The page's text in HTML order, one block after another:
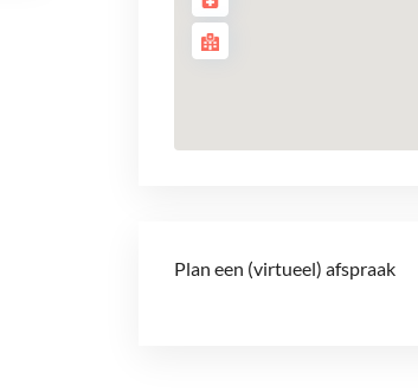
Plan een (virtueel) afspraak